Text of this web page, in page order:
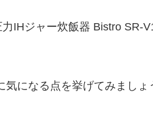
IHジャー炊飯器 Bistro SR-
気になる点を挙げてみましょ